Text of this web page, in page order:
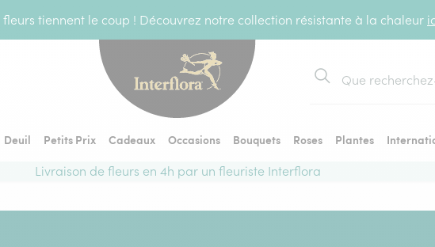
fleurs tiennent le coup ! Découvrez notre collection résistante à la chaleur
Rechercher
Deuil Petits Prix Cadeaux Occasions Bouquets Roses Plantes
Livraison de fleurs en 4h par un fleuriste Interflora